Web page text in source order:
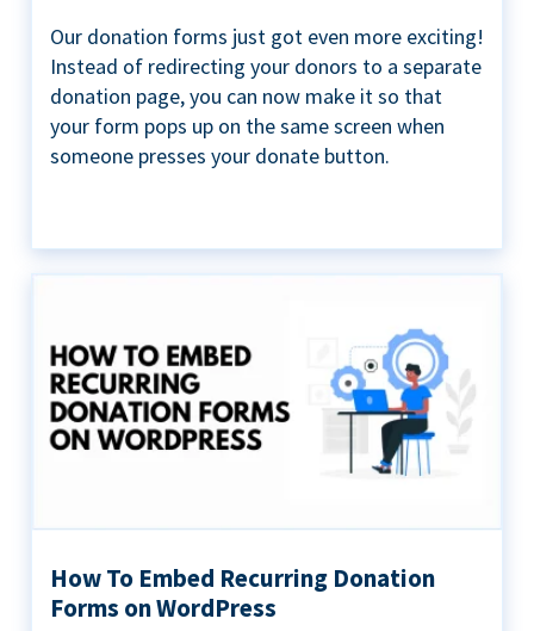
Our donation forms just got even more exciting!
Instead of redirecting your donors to a separate
donation page, you can now make it so that
your form pops up on the same screen when
someone presses your donate button.
How To Embed Recurring Donation
Forms on WordPress